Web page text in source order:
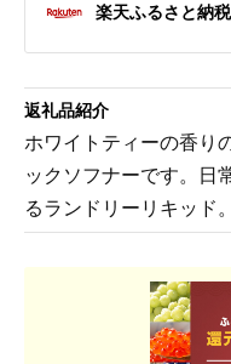
楽天ふるさと納税
返礼品紹介
ホワイトティーの香り
ックソフナーです。日
るランドリーリキッド